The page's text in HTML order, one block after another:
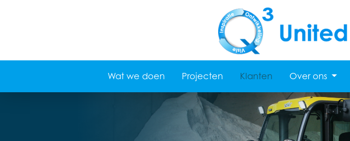
Wat we doen Projecten Klanten Over ons